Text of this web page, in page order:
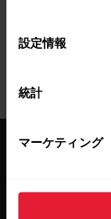
設定情報
統計
マーケティング